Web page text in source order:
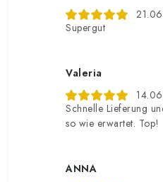
Supergut
Valeria
Schnelle Lieferung
so wie erwartet. Top!
ANNA